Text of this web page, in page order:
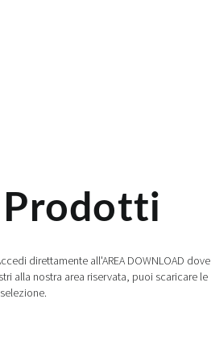
Prodotti
direttamente all'AREA DOWNLOAD dove
alla nostra area riservata, puoi scaricare le